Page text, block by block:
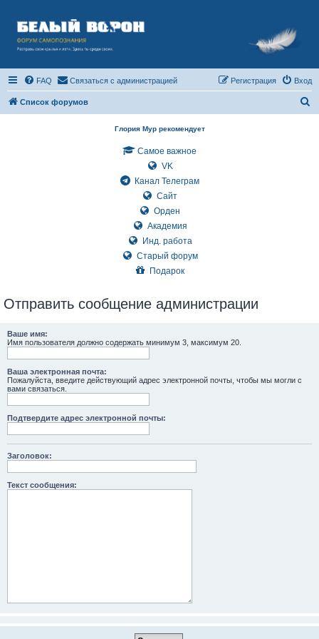
FAQ Связаться с администрацией Вход
Регистрация
Список форумов
Глория Мур рекомендует
Самое важное
VK
Канал Телеграм
Сайт
Орден
Академия
Инд. работа
Старый форум
Подарок
Отправить сообщение администрации
Ваше имя:
Имя пользователя должно содержать минимум 3, максимум 20.
Ваша электронная почта:
Пожалуйста, введите действующий адрес электронной почты, чтобы мы могли с
вами связаться.
Подтвердите адрес электронной почты:
Заголовок:
Текст сообщения: